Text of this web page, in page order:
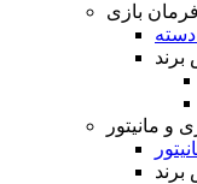
بازی
دسته
و مانیتور
برند